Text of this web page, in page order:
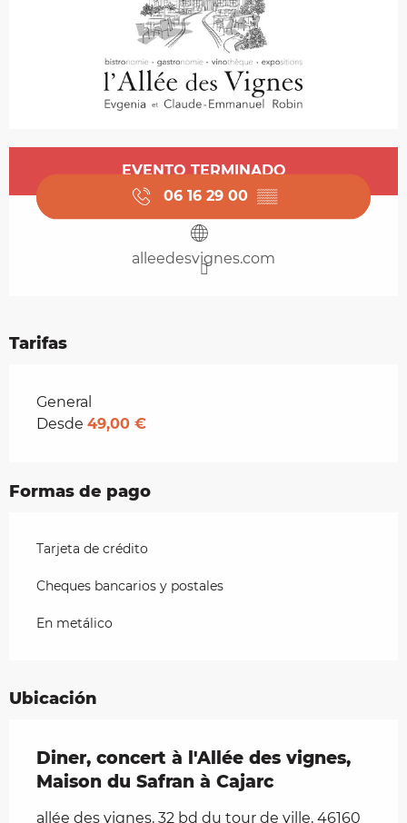
Horarios y datos de contacto
EVENTO TERMINADO
06 16 29 00 ▒▒
alleedesvignes.com
Tarifas
Tarifas 2026
General
Desde 49,00 €
Formas de pago
Tarjeta de crédito
Cheques bancarios y postales
En metálico
Ubicación
Diner, concert à l'Allée des vignes,
Maison du Safran à Cajarc
allée des vignes, 32 bd du tour de ville, 46160